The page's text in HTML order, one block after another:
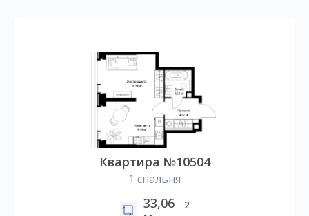
Квартира №10504
1 спальня
33,06
2